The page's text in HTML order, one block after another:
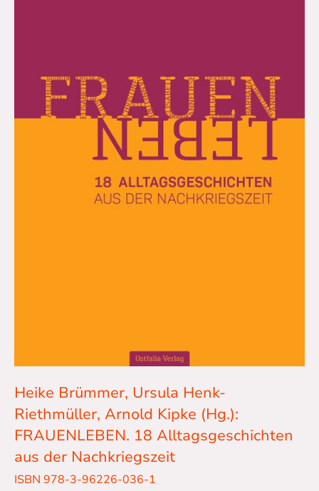
Heike Brümmer, Ursula Henk-
Riethmüller, Arnold Kipke (Hg.):
FRAUENLEBEN. 18 Alltagsgeschichten
aus der Nachkriegszeit
ISBN 978-3-96226-036-1